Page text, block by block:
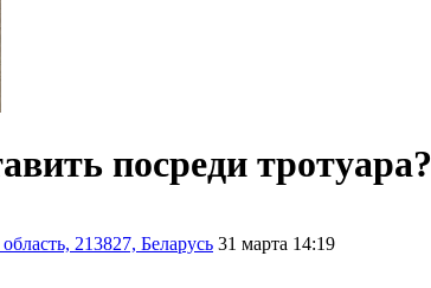
посреди тротуара?
213827, Беларусь 31 марта 14:19